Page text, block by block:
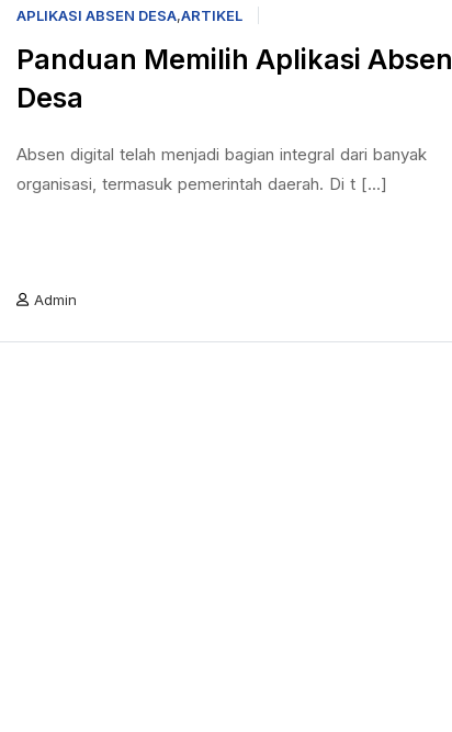
APLIKASI ABSEN DESA,ARTIKEL
Panduan Memilih Aplikasi Absen
Desa
Absen digital telah menjadi bagian integral dari banyak
organisasi, termasuk pemerintah daerah. Di t [...]
Admin